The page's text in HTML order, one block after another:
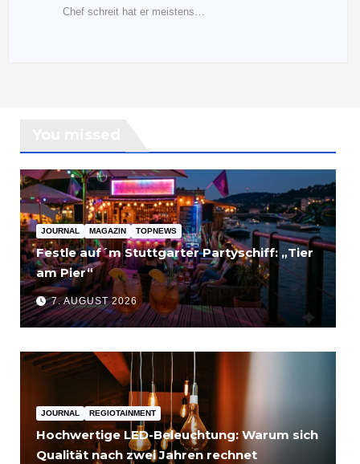
Chef schreit hat er meistens…
JOURNAL MAGAZIN TOPNEWS
Festle auf´m Stuttgarter Partyschiff: „Tier
am Pier“
7. AUGUST 2026
JOURNAL REGIOTAINMENT
Hochwertige LED-Beleuchtung: Warum sich
Qualität nach zwei Jahren rechnet